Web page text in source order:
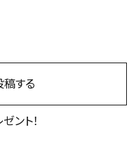
稿する
ント！